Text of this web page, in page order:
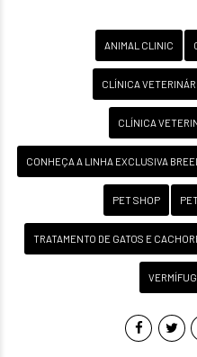
ANIMAL CLINIC
CLÍNICA
CLÍNICA
CONHEÇA A LINHA EXCLUSIVA
PET SHOP
TRATAMENTO DE GATOS E